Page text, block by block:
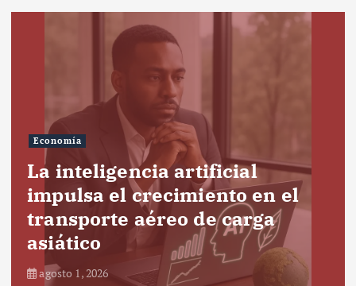
Economía
La inteligencia artificial
impulsa el crecimiento en el
transporte aéreo de carga
asiático
agosto 1, 2026